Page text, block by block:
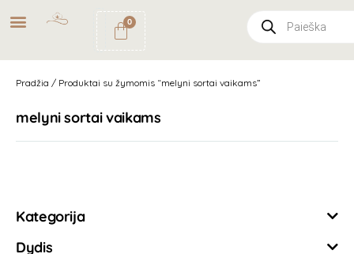
NEMOKAMAS
PRISTATYMAS
PAŠTOMATU
UŽSAKYMAMS NUO
0
Pradžia / Produktai su žymomis “melyni sortai vaikams”
melyni sortai vaikams
Kategorija
Dydis